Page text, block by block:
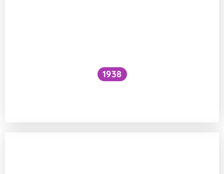
1938